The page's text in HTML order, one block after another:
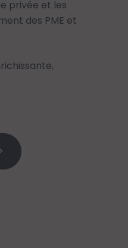
privée et les
des PME et